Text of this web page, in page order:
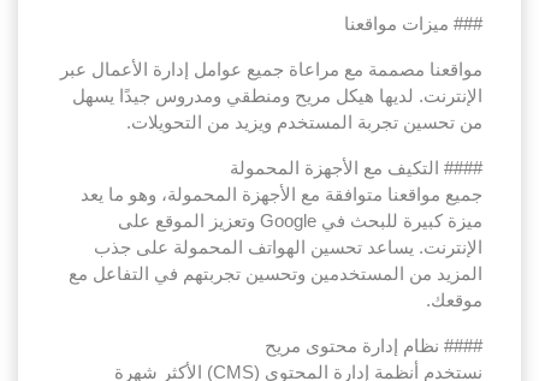
### ميزات مواقعنا
مواقعنا مصممة مع مراعاة جميع عوامل إدارة الأعمال عبر
الإنترنت. لديها هيكل مريح ومنطقي ومدروس جيدًا يسهل
من تحسين تجربة المستخدم ويزيد من التحويلات.
#### التكيف مع الأجهزة المحمولة
جميع مواقعنا متوافقة مع الأجهزة المحمولة، وهو ما يعد
ميزة كبيرة للبحث في Google وتعزيز الموقع على
الإنترنت. يساعد تحسين الهواتف المحمولة على جذب
المزيد من المستخدمين وتحسين تجربتهم في التفاعل مع
موقعك.
#### نظام إدارة محتوى مريح
نستخدم أنظمة إدارة المحتوى (CMS) الأكثر شهرة